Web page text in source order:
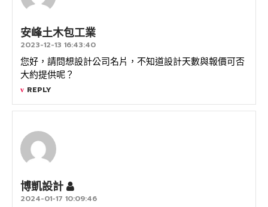
安峰土木包工業
2023-12-13 16:43:40
您好，請問想設計公司名片，不知道設計天數與報價可否
大約提供呢？
REPLY
博凱設計
2024-01-17 10:09:46